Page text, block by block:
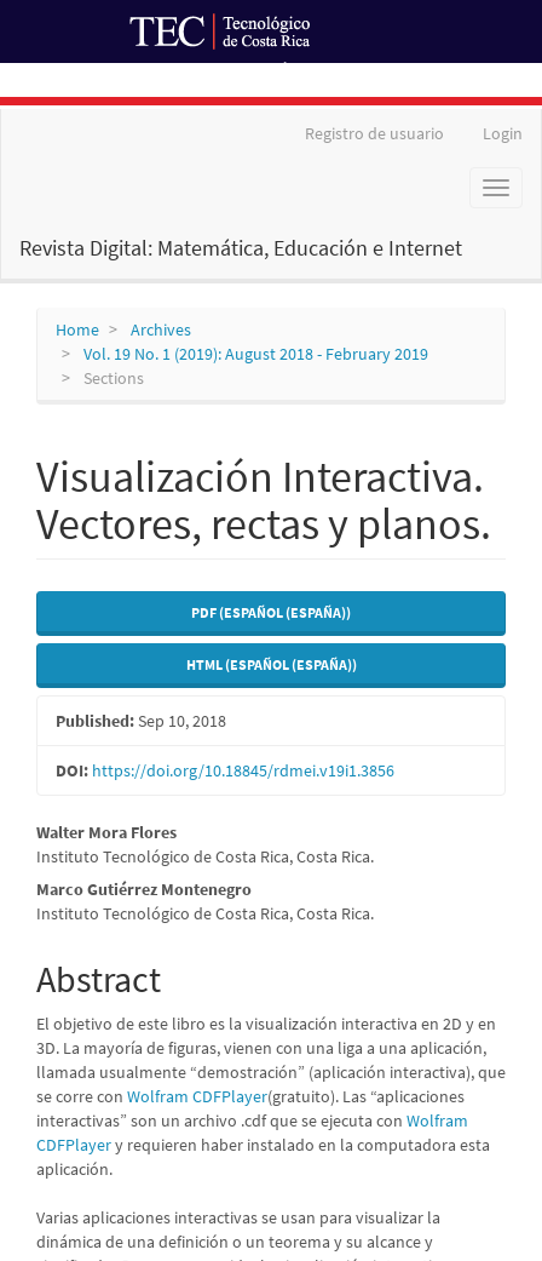
Registro de usuario Login
Toggle
Revista Digital: Matemática, Educación e Internet
Home
Archives
Vol. 19 No. 1 (2019): August 2018 - February 2019
Sections
Visualización Interactiva.
Vectores, rectas y planos.
Article
Sidebar
PDF (ESPAÑOL (ESPAÑA))
HTML (ESPAÑOL (ESPAÑA))
Published:Sep 10, 2018
DOI: https://doi.org/10.18845/rdmei.v19i1.3856
Main
Article
Content
Walter Mora Flores
Instituto Tecnológico de Costa Rica, Costa Rica.
Marco Gutiérrez Montenegro
Instituto Tecnológico de Costa Rica, Costa Rica.
Abstract
El objetivo de este libro es la visualización interactiva en 2D y en
3D. La mayoría de figuras, vienen con una liga a una aplicación,
llamada usualmente “demostración” (aplicación interactiva), que
se corre con Wolfram CDFPlayer(gratuito). Las “aplicaciones
interactivas” son un archivo .cdf que se ejecuta con Wolfram
CDFPlayery requieren haber instalado en la computadora esta
aplicación.
Varias aplicaciones interactivas se usan para visualizar la
dinámica de una definición o un teorema y su alcance y